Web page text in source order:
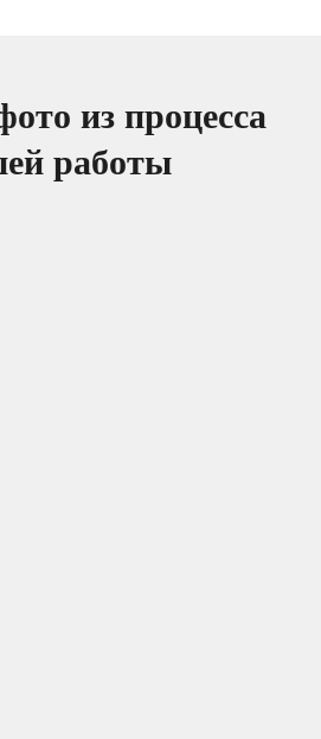
из процесса
работы